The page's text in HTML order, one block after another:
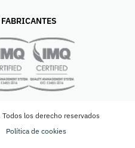
Todos los derecho reservados
Política de cookies